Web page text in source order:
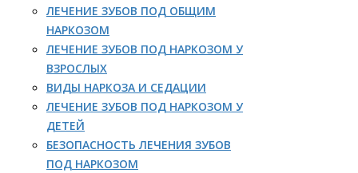
ЛЕЧЕНИЕ ЗУБОВ ПОД ОБЩИМ
НАРКОЗОМ
ЛЕЧЕНИЕ ЗУБОВ ПОД НАРКОЗОМ У
ВЗРОСЛЫХ
ВИДЫ НАРКОЗА И СЕДАЦИИ
ЛЕЧЕНИЕ ЗУБОВ ПОД НАРКОЗОМ У
ДЕТЕЙ
БЕЗОПАСНОСТЬ ЛЕЧЕНИЯ ЗУБОВ
ПОД НАРКОЗОМ